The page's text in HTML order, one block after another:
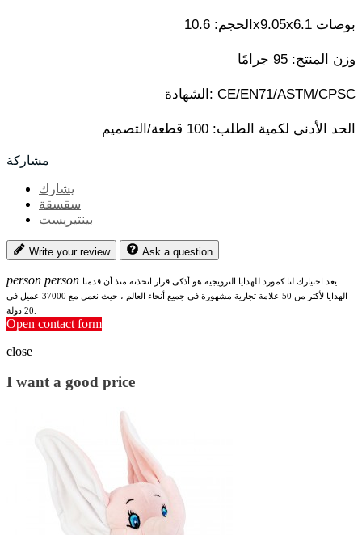
الحجم: 10.6x9.05x6.1 بوصات
وزن المنتج: 95 جرامًا
الشهادة: CE/EN71/ASTM/CPSC
الحد الأدنى لكمية الطلب: 100 قطعة/التصميم
مشاركة
يشارك
سقسقة
بينتيريست
Write your review Ask a question
person person يعد اختيارك لنا كمورد للهدايا الترويجية هو أذكى قرار اتخذته منذ أن قدمنا
الهدايا لأكثر من 50 علامة تجارية مشهورة في جميع أنحاء العالم ، حيث نعمل مع 37000 عميل في
Open contact form
close
I want a good price